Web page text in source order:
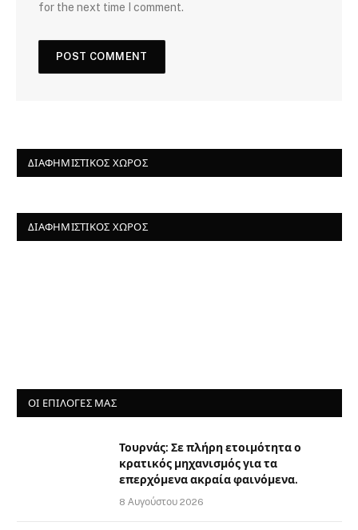
for the next time I comment.
ΔΙΑΦΗΜΙΣΤΙΚΌΣ ΧΏΡΟΣ
ΔΙΑΦΗΜΙΣΤΙΚΌΣ ΧΏΡΟΣ
ΟΙ ΕΠΙΛΟΓΈΣ ΜΑΣ
Τουρνάς: Σε πλήρη ετοιμότητα ο
κρατικός μηχανισμός για τα
επερχόμενα ακραία φαινόμενα.
8 Αυγούστου 2026